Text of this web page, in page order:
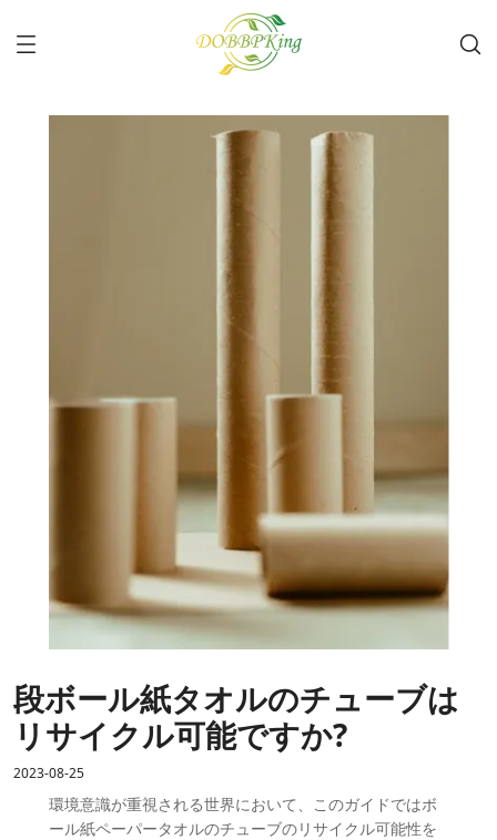
段ボール紙タオルのチューブは
リサイクル可能ですか?
2023-08-25
環境意識が重視される世界において、このガイドではボ
ール紙ペーパータオルのチューブのリサイクル可能性を